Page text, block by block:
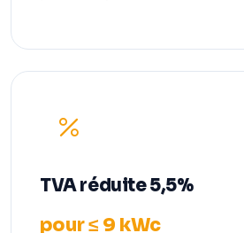
TVA réduite 5,5%
pour ≤ 9 kWc